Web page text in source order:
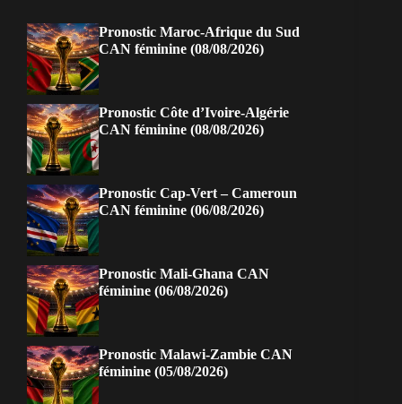
Pronostic Maroc-Afrique du Sud
CAN féminine (08/08/2026)
Pronostic Côte d’Ivoire-Algérie
CAN féminine (08/08/2026)
Pronostic Cap-Vert – Cameroun
CAN féminine (06/08/2026)
Pronostic Mali-Ghana CAN
féminine (06/08/2026)
Pronostic Malawi-Zambie CAN
féminine (05/08/2026)